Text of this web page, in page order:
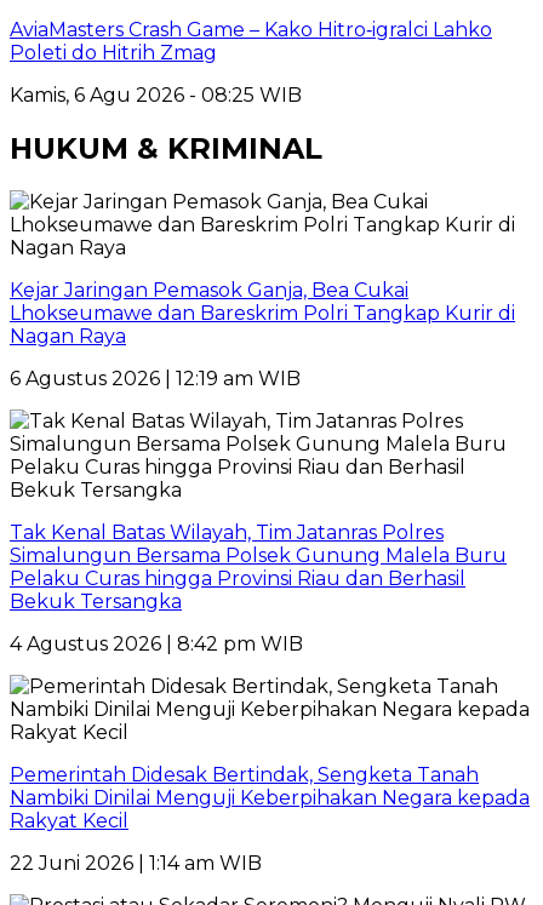
AviaMasters Crash Game – Kako Hitro‑igralci Lahko
Poleti do Hitrih Zmag
Kamis, 6 Agu 2026 - 08:25 WIB
HUKUM & KRIMINAL
Kejar Jaringan Pemasok Ganja, Bea Cukai
Lhokseumawe dan Bareskrim Polri Tangkap Kurir di
Nagan Raya
6 Agustus 2026 | 12:19 am WIB
Tak Kenal Batas Wilayah, Tim Jatanras Polres
Simalungun Bersama Polsek Gunung Malela Buru
Pelaku Curas hingga Provinsi Riau dan Berhasil
Bekuk Tersangka
4 Agustus 2026 | 8:42 pm WIB
Pemerintah Didesak Bertindak, Sengketa Tanah
Nambiki Dinilai Menguji Keberpihakan Negara kepada
Rakyat Kecil
22 Juni 2026 | 1:14 am WIB